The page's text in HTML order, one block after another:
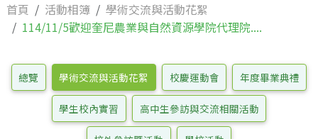
首頁 活動相簿
學術交流與活動花絮
114/11/5歡迎奎尼農業與自然資源學院代理院....
總覽 學術交流與活動花絮 校慶運動會 年度畢業典禮
學生校內實習 高中生參訪與交流相關活動